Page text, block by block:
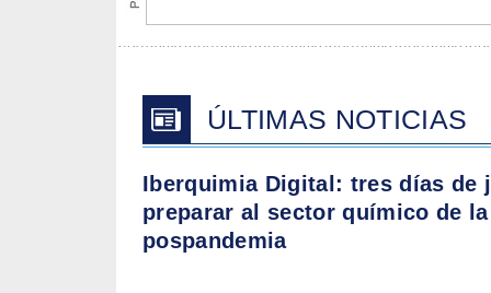
ÚLTIMAS NOTICIAS
Iberquimia Digital: tres días de
preparar al sector químico de la
pospandemia